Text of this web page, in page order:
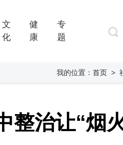
文
化
健
康
专
题
我的位置： 首页 >
整治让“烟